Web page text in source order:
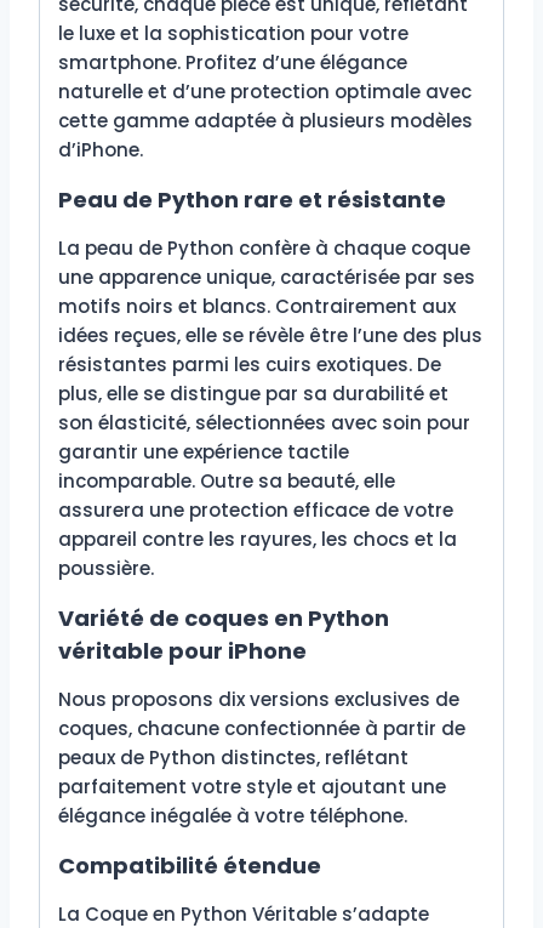
le luxe et la sophistication pour votre
smartphone. Profitez d’une élégance
naturelle et d’une protection optimale avec
cette gamme adaptée à plusieurs modèles
d’iPhone.
Peau de Python rare et résistante
La peau de Python confère à chaque coque
une apparence unique, caractérisée par ses
motifs noirs et blancs. Contrairement aux
idées reçues, elle se révèle être l’une des plus
résistantes parmi les cuirs exotiques. De
plus, elle se distingue par sa durabilité et
son élasticité, sélectionnées avec soin pour
garantir une expérience tactile
incomparable. Outre sa beauté, elle
assurera une protection efficace de votre
appareil contre les rayures, les chocs et la
poussière.
Variété de coques en Python
véritable pour iPhone
Nous proposons dix versions exclusives de
coques, chacune confectionnée à partir de
peaux de Python distinctes, reflétant
parfaitement votre style et ajoutant une
élégance inégalée à votre téléphone.
Compatibilité étendue
La Coque en Python Véritable s’adapte